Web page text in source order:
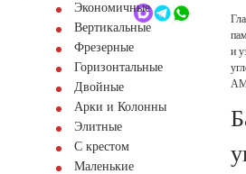
Обратный звонокЭкономичные
Вертикальные
Фрезерные
Горизонтальные
Двойные
Арки и Колонны
Элитные
С крестом
Маленькие
и